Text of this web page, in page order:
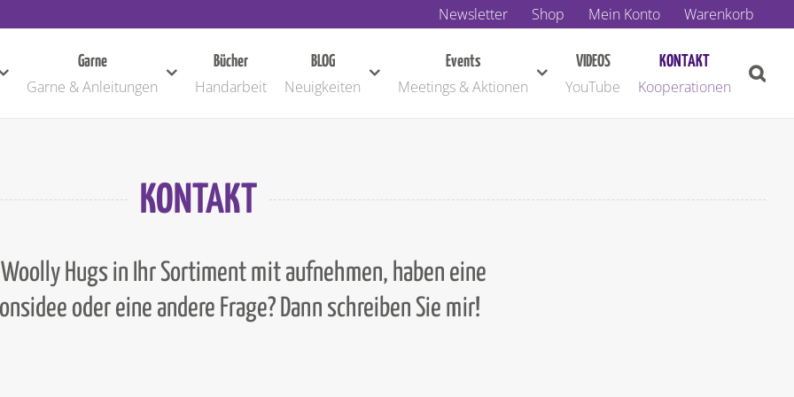
Newsletter Shop Mein Konto Warenkorb
Garne
Garne & Anleitungen
Bücher
Handarbeit
BLOG
Neuigkeiten
Events
Meetings & Aktionen
VIDEOS
YouTube
KONTAKT
Kooperationen
KONTAKT
Hugs in Ihr Sortiment mit aufnehmen, haben eine
oder eine andere Frage? Dann schreiben Sie mir!